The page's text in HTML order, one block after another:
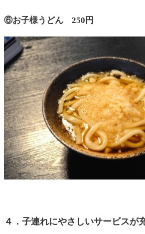
⑥お子様うどん 250円
４．子連れにやさしいサービスが